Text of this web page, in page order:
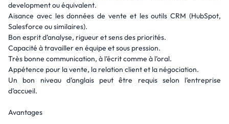
development ou équivalent.
Aisance avec les données de vente et les outils CRM (HubSpot,
Salesforce ou similaires).
Bon esprit d’analyse, rigueur et sens des priorités.
Capacité à travailler en équipe et sous pression.
Très bonne communication, à l’écrit comme à l’oral.
Appétence pour la vente, la relation client et la négociation.
Un bon niveau d’anglais peut être requis selon l’entreprise
d’accueil.
Avantages